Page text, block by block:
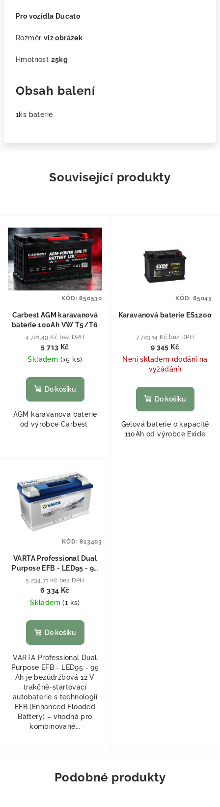
Pro vozidla Ducato
Rozměr viz obrázek
Hmotnost 25kg
Obsah balení
1ks baterie
Související produkty
Carbest AGM karavanová
baterie 100Ah VW T5/T6
4 721,49 Kč bez DPH
5 713 Kč
Skladem (>5 ks)
Do košíku
AGM karavanová baterie
od výrobce Carbest
KÓD:850530
Karavanová baterie ES1200
7 723,14 Kč bez DPH
9 345 Kč
Není skladem (dodání na
vyžádání)
Do košíku
Gelová baterie o kapacitě
110Ah od výrobce Exide
KÓD: 85045
VARTA Professional Dual
Purpose EFB - LED95 - 95
Ah
5 234,71 Kč bez DPH
6 334 Kč
Skladem(1 ks)
Do košíku
VARTA Professional Dual
Purpose EFB - LED95 - 95
Ah je bezúdržbová 12 V
trakčně-startovací
autobaterie s technologií
EFB (Enhanced Flooded
Battery) – vhodná pro
kombinované...
KÓD:813403
Podobné produkty